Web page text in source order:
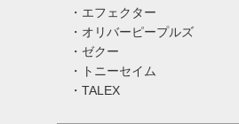
・エフェクター
・オリバーピープルズ
・ゼクー
・トニーセイム
・TALEX